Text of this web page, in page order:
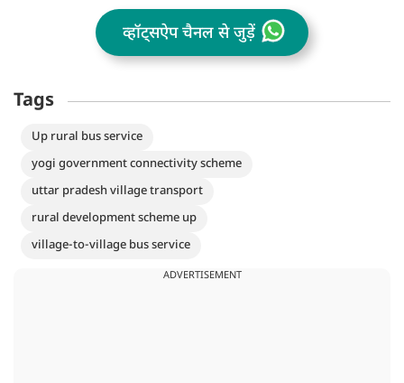
व्हॉट्सऐप चैनल से जुड़ें
Tags
Up rural bus service
yogi government connectivity scheme
uttar pradesh village transport
rural development scheme up
village-to-village bus service
ADVERTISEMENT